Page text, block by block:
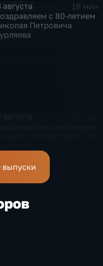
августа
19 мин
с 80-летием
Петровича
выпуски